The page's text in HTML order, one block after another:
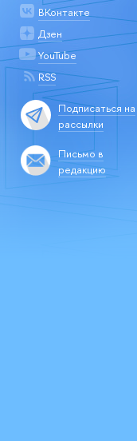
ВКонтакте
Дзен
YouTube
RSS
Подписаться на
рассылки
Письмо в
редакцию